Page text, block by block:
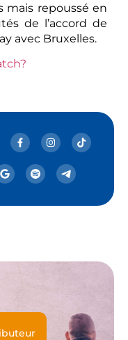
mais repoussé en
de l’accord de
avec Bruxelles.